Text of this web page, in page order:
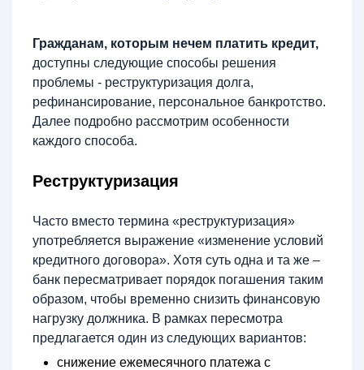
Гражданам, которым нечем платить кредит,
доступны следующие способы решения
проблемы - реструктуризация долга,
рефинансирование, персональное банкротство.
Далее подробно рассмотрим особенности
каждого способа.
Реструктуризация
Часто вместо термина «реструктуризация»
употребляется выражение «изменение условий
кредитного договора». Хотя суть одна и та же –
банк пересматривает порядок погашения таким
образом, чтобы временно снизить финансовую
нагрузку должника. В рамках пересмотра
предлагается один из следующих вариантов:
снижение ежемесячного платежа с